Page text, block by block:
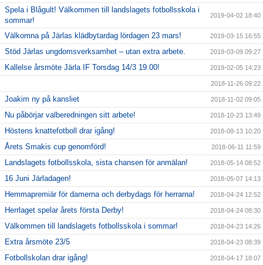
Spela i Blågult! Välkommen till landslagets fotbollsskola i
sommar!
2019-04-02 18:40
Välkomna på Järlas klädbytardag lördagen 23 mars! 2019-03-15 16:55
Stöd Järlas ungdomsverksamhet – utan extra arbete. 2019-03-09 09:27
Kallelse årsmöte Järla IF Torsdag 14/3 19.00! 2019-02-05 14:23
2018-11-26 09:22
Joakim ny på kansliet 2018-11-02 09:05
Nu påbörjar valberedningen sitt arbete! 2018-10-23 13:49
Höstens knattefotboll drar igång! 2018-08-13 10:20
Årets Smakis cup genomförd! 2018-06-11 11:59
Landslagets fotbollsskola, sista chansen för anmälan! 2018-05-14 08:52
16 Juni Järladagen! 2018-05-07 14:13
Hemmapremiär för damerna och derbydags för herrarna! 2018-04-24 12:52
Herrlaget spelar årets första Derby! 2018-04-24 08:30
Välkommen till landslagets fotbollsskola i sommar! 2018-04-23 14:26
Extra årsmöte 23/5 2018-04-23 08:39
Fotbollskolan drar igång! 2018-04-17 18:07